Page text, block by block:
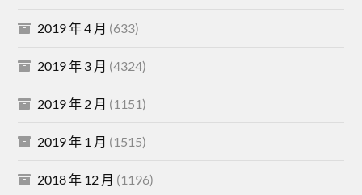
2019 年 4 月 (633)
2019 年 3 月 (4324)
2019 年 2 月 (1151)
2019 年 1 月 (1515)
2018 年 12 月 (1196)